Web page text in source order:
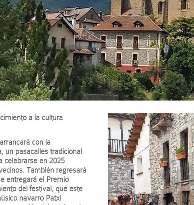
a la cultura
con la
un pasacalles tradicional
celebrarse en 2025
También regresará
entregará el Premio
del festival, que este
navarro Patxi